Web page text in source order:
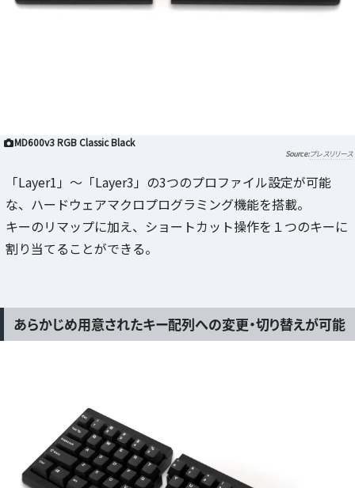
MD600v3 RGB Classic Black
プレスリリース
「Layer1」～「Layer3」の3つのプロファイル設定が可能
な、ハードウェアマクロプログラミング機能を搭載。
キーのリマップに加え、ショートカット操作を１つのキーに
割り当てることができる。
あらかじめ用意されたキー配列への変更・切り替えが可能